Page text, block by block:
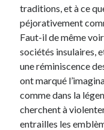
traditions, et à ce
péjorativement
Faut-il de même
sociétés insulaires,
une réminiscence
ont marqué
comme dans la
cherchent à
entrailles les